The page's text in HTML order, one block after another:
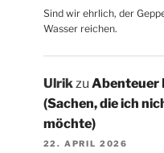
Sind wir ehrlich, der
Wasser reichen.
Ulrikzu Abenteuer
(Sachen, die ich
möchte)
22. APRIL 2026